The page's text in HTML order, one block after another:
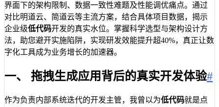
界面下的架构限制、数据一致性难题及性能调优痛点。通过
对比明道云、简道云等主流方案，结合具体项目数据，揭示
企业级低代码开发的真实水位。掌握科学选型与架构设计方
法，助您避开实施陷阱，实现研发效能提升超40%，真正让数
字化工具成为业务增长的加速器。
一、 拖拽生成应用背后的真实开发体验#
作为负责内部系统迭代的开发主管，我曾以为低代码就是点